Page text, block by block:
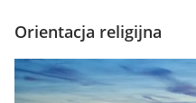
Orientacja religijna